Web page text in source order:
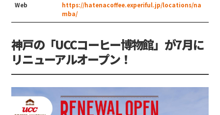
Web
https://hatenacoffee.experiful.jp/locations/na
mba/
神戸の「UCCコーヒー博物館」が7月に
リニューアルオープン！